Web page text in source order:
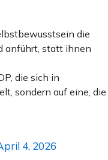
die
anführt, statt ihnen
die sich in
sondern auf eine, die
4, 2026